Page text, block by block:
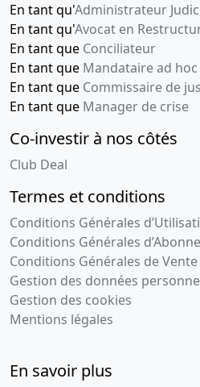
En tant qu'Administrateur
En tant qu'Avocat en
En tant que Conciliateur
En tant que Mandataire ad hoc
En tant que Commissaire de
En tant que Manager de crise
Co-investir à nos côtés
Club Deal
Termes et conditions
Conditions Générales
Conditions Générales
Conditions Générales de Vente
Gestion des données
Gestion des cookies
Mentions légales
En savoir plus